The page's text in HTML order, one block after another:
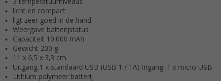
licht en compact
ligt zeer goed in de hand
Weergave batterijstatus
Capaciteit 10.000 mAh
Gewicht 200 g
11 x 6,5 x 3,3 cm
Uitgang 1 x standaard USB (USB 1 / 1A) Ingang: 1 x micro USB
Lithium polymeer batterij